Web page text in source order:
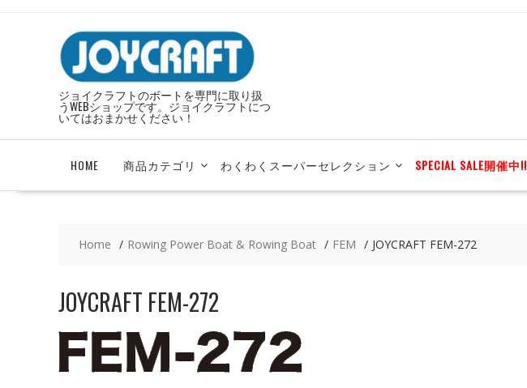
ジョイクラフトのボートを専門に取り扱
うWEBショップです。ジョイクラフトにつ
いてはおまかせください！
HOME 商品カテゴリ わくわくスーパーセレクション SPECIAL SALE開催中!!
Home Rowing Power Boat & Rowing Boat FEM JOYCRAFT FEM-272
JOYCRAFT FEM-272